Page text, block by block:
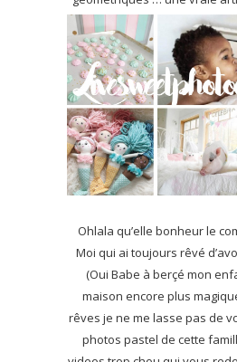
Ohlala qu’elle bonheur le
Moi qui ai toujours rêvé
(Oui Babe à berçé mon
maison encore plus
rêves je ne me lasse pas de
photos pastel de cette